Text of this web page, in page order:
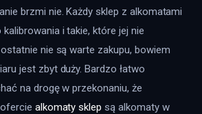
brzmi nie. Każdy sklep z alkomatami
i takie, które jej nie
nie są warte zakupu, bowiem
jest zbyt duży. Bardzo łatwo
na drogę w przekonaniu, że
alkomaty sklep są alkomaty w